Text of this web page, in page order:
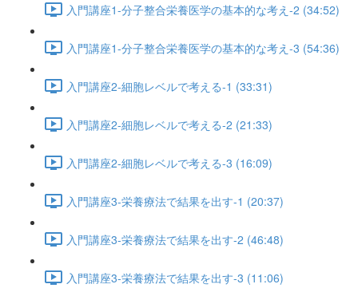
入門講座1-分子整合栄養医学の基本的な考え-2 (34:52)
入門講座1-分子整合栄養医学の基本的な考え-3 (54:36)
入門講座2-細胞レベルで考える-1 (33:31)
入門講座2-細胞レベルで考える-2 (21:33)
入門講座2-細胞レベルで考える-3 (16:09)
入門講座3-栄養療法で結果を出す-1 (20:37)
入門講座3-栄養療法で結果を出す-2 (46:48)
入門講座3-栄養療法で結果を出す-3 (11:06)